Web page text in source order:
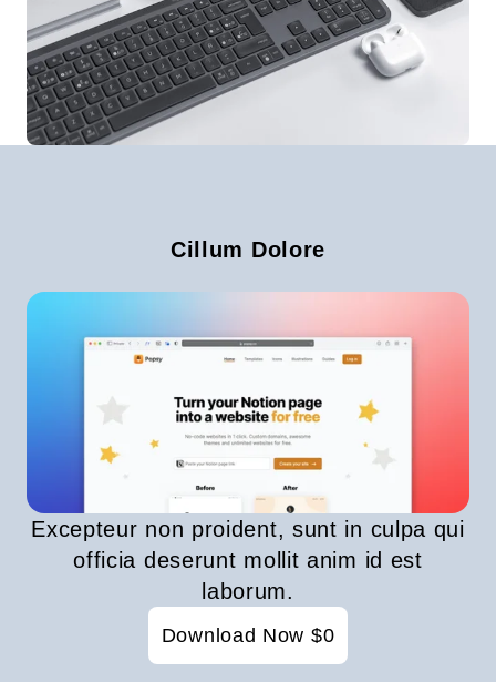
Cillum Dolore
Excepteur non proident, sunt in culpa qui
officia deserunt mollit anim id est
laborum.
Download Now $0